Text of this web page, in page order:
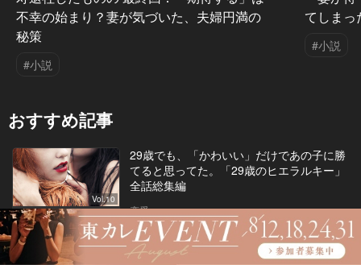
不幸の始まり？妻が気づいた、夫婦円満の
秘策
#小説
てしま
#小説
おすすめ記事
Vol.10
29歳のヒエラルキー
29歳でも、「かわいい」だけであの子に勝
てると思ってた。「29歳のヒエラルキー」
全話総集編
恋愛
「私、あの旦那の顔はちょっと無理…」他